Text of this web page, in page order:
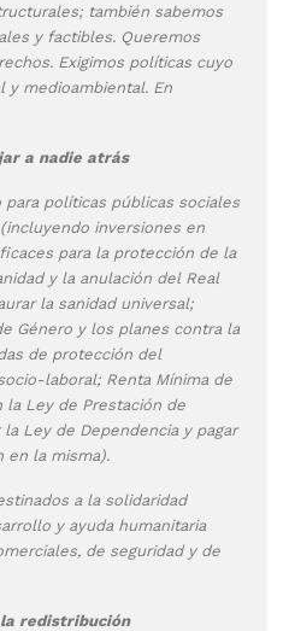
también sabemos
y factibles. Queremos
Exigimos políticas cuyo
y medioambiental. En
a nadie atrás
políticas públicas sociales
inversiones en
para la protección de la
y la anulación del Real
la sanidad universal;
Género y los planes contra la
de protección del
laboral; Renta Mínima de
la Ley de Prestación de
Ley de Dependencia y pagar
en la misma).
a la solidaridad
y ayuda humanitaria
de seguridad y de
redistribución